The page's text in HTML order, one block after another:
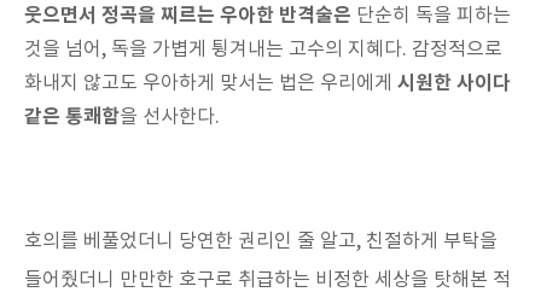
웃으면서 정곡을 찌르는 우아한 반격술은 단순히 독을 피하는
것을 넘어, 독을 가볍게 튕겨내는 고수의 지혜다. 감정적으로
화내지 않고도 우아하게 맞서는 법은 우리에게 시원한 사이다
같은 통쾌함을 선사한다.
호의를 베풀었더니 당연한 권리인 줄 알고, 친절하게 부탁을
들어줬더니 만만한 호구로 취급하는 비정한 세상을 탓해본 적